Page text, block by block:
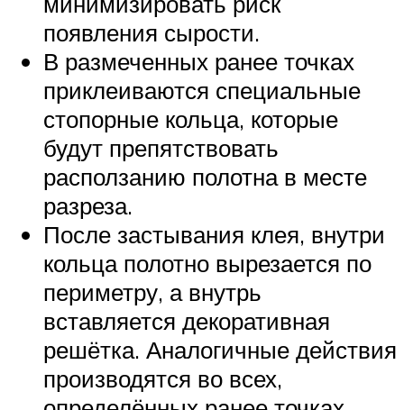
появления сырости.
В размеченных ранее точках
приклеиваются специальные
стопорные кольца, которые
будут препятствовать
расползанию полотна в месте
разреза.
После застывания клея, внутри
кольца полотно вырезается по
периметру, а внутрь
вставляется декоративная
решётка. Аналогичные действия
производятся во всех,